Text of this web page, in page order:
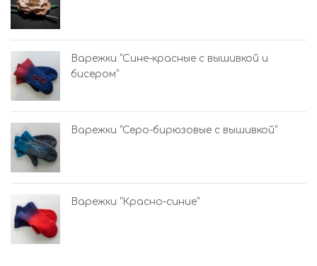
Варежки “Сине-красные с вышивкой и
бисером”
Варежки “Серо-бирюзовые с вышивкой”
Варежки “Красно-синие”